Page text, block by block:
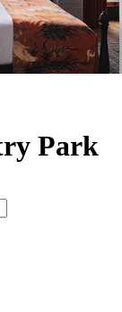
Park